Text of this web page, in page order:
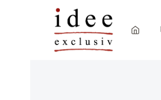
Zum Hauptinhalt springen
Zur Hauptnavigation springen